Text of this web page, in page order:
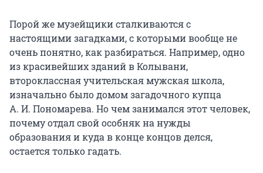
Порой же музейщики сталкиваются с
настоящими загадками, с которыми вообще не
очень понятно, как разбираться. Например, одно
из красивейших зданий в Колывани,
второклассная учительская мужская школа,
изначально было домом загадочного купца
А. И. Пономарева. Но чем занимался этот человек,
почему отдал свой особняк на нужды
образования и куда в конце концов делся,
остается только гадать.